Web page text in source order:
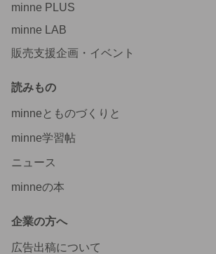
minne PLUS
minne LAB
販売支援企画・イベント
読みもの
minneとものづくりと
minne学習帖
ニュース
minneの本
企業の方へ
広告出稿について